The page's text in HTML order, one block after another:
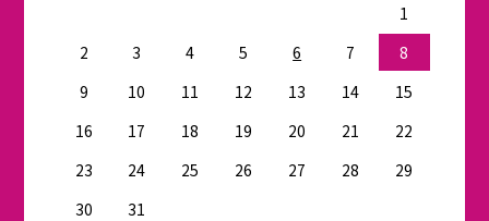
1
2
3 4 5 6 7
8
9
10 11 12 13 14
15
16
17 18 19 20 21
22
23
24 25 26 27 28
29
30
31